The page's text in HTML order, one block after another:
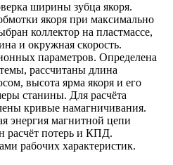
ширины зубца якоря.
якоря при максимально
коллектор на пластмассе,
и окружная скорость.
параметров. Определена
рассчитаны длина
высота ярма якоря и его
станины. Для расчёта
кривые намагничивания.
энергия магнитной цепи
расчёт потерь и КПД.
рабочих характеристик.